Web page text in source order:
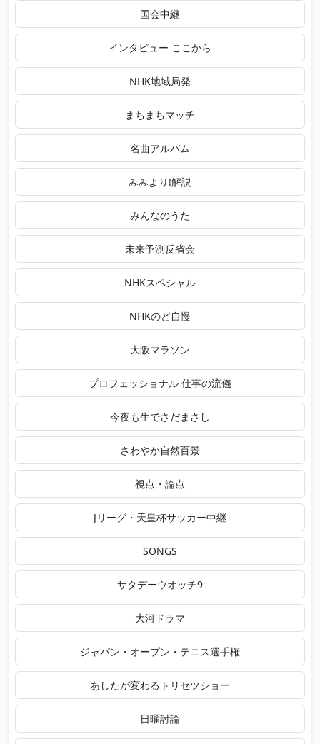
国会中継
インタビュー ここから
NHK地域局発
まちまちマッチ
名曲アルバム
みみより!解説
みんなのうた
未来予測反省会
NHKスペシャル
NHKのど自慢
大阪マラソン
プロフェッショナル 仕事の流儀
今夜も生でさだまさし
さわやか自然百景
視点・論点
Jリーグ・天皇杯サッカー中継
SONGS
サタデーウオッチ9
大河ドラマ
ジャパン・オープン・テニス選手権
あしたが変わるトリセツショー
日曜討論